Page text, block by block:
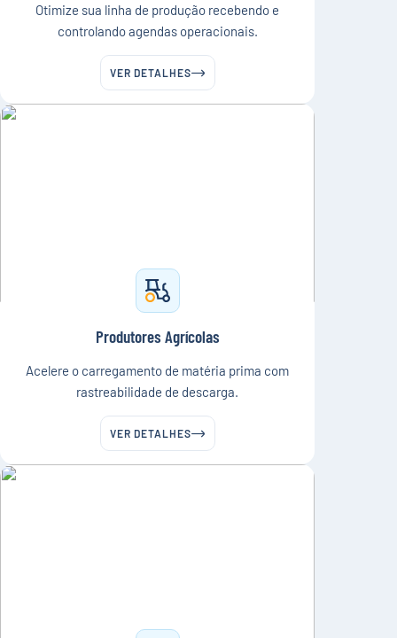
Otimize sua linha de produção recebendo e
controlando agendas operacionais.
VER DETALHES
Produtores Agrícolas
Acelere o carregamento de matéria prima com
rastreabilidade de descarga.
VER DETALHES